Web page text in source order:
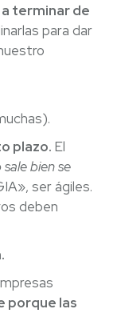
terminar de
para dar
plazo. El
bien se
ser ágiles.
deben
porque las